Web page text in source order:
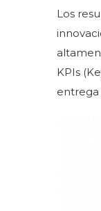
Los
KPIs
entrega